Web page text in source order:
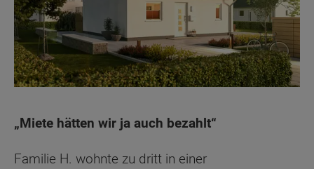
„Miete hätten wir ja auch bezahlt“
Familie H. wohnte zu dritt in einer